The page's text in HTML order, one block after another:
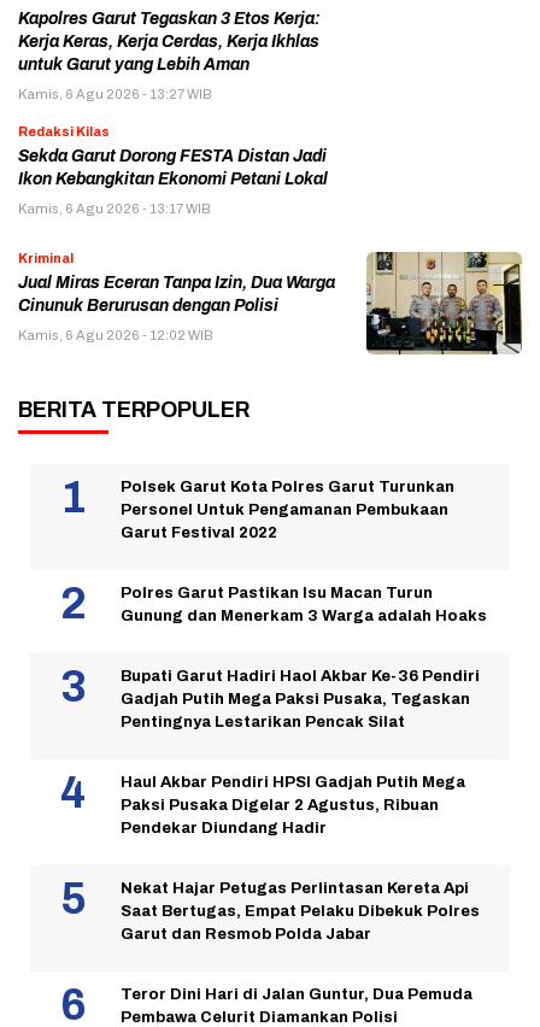
Kapolres Garut Tegaskan 3 Etos Kerja:
Kerja Keras, Kerja Cerdas, Kerja Ikhlas
untuk Garut yang Lebih Aman
Kamis, 6 Agu 2026 - 13:27 WIB
Redaksi Kilas
Sekda Garut Dorong FESTA Distan Jadi
Ikon Kebangkitan Ekonomi Petani Lokal
Kamis, 6 Agu 2026 - 13:17 WIB
Kriminal
Jual Miras Eceran Tanpa Izin, Dua Warga
Cinunuk Berurusan dengan Polisi
Kamis, 6 Agu 2026 - 12:02 WIB
BERITA TERPOPULER
Polsek Garut Kota Polres Garut Turunkan
Personel Untuk Pengamanan Pembukaan
Garut Festival 2022
Polres Garut Pastikan Isu Macan Turun
Gunung dan Menerkam 3 Warga adalah Hoaks
Bupati Garut Hadiri Haol Akbar Ke-36 Pendiri
Gadjah Putih Mega Paksi Pusaka, Tegaskan
Pentingnya Lestarikan Pencak Silat
Haul Akbar Pendiri HPSI Gadjah Putih Mega
Paksi Pusaka Digelar 2 Agustus, Ribuan
Pendekar Diundang Hadir
Nekat Hajar Petugas Perlintasan Kereta Api
Saat Bertugas, Empat Pelaku Dibekuk Polres
Garut dan Resmob Polda Jabar
Teror Dini Hari di Jalan Guntur, Dua Pemuda
Pembawa Celurit Diamankan Polisi